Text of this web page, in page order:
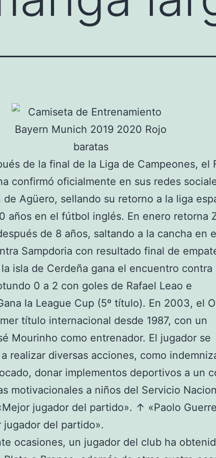
de la final de la Liga de Campeones, el
confirmó oficialmente en sus redes
de Agüero, sellando su retorno a la liga
años en el fútbol inglés. En enero retorna
de 8 años, saltando a la cancha en
Sampdoria con resultado final de
isla de Cerdeña gana el encuentro contra
0 a 2 con goles de Rafael Leao e
la League Cup (5º título). En 2003, el
título internacional desde 1987, con un
Mourinho como entrenador. El jugador se
realizar diversas acciones, como
donar implementos deportivos a un
motivacionales a niños del Servicio
jugador del partido». ↑ «Paolo
jugador del partido».
ocasiones, un jugador del club ha